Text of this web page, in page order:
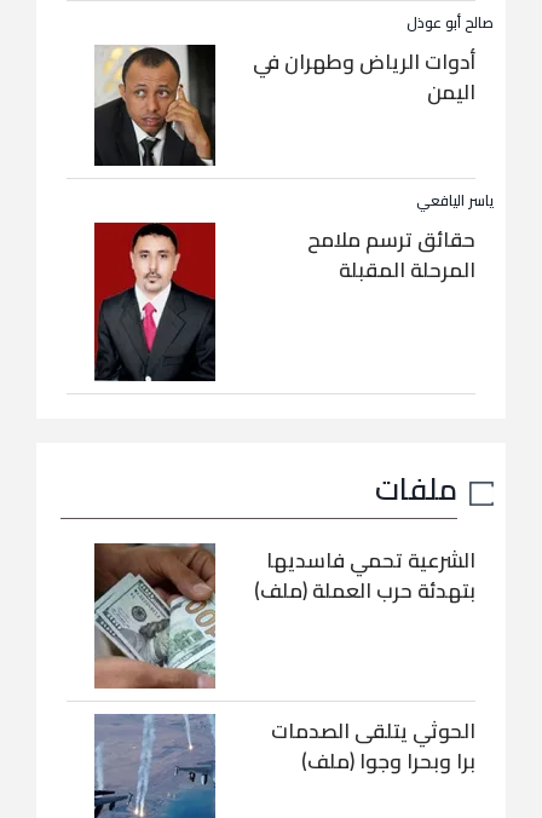
صالح أبو عوذل
أدوات الرياض وطهران في
اليمن
ياسر اليافعي
حقائق ترسم ملامح
المرحلة المقبلة
ملفات
الشرعية تحمي فاسديها
بتهدئة حرب العملة (ملف)
الحوثي يتلقى الصدمات
برا وبحرا وجوا (ملف)